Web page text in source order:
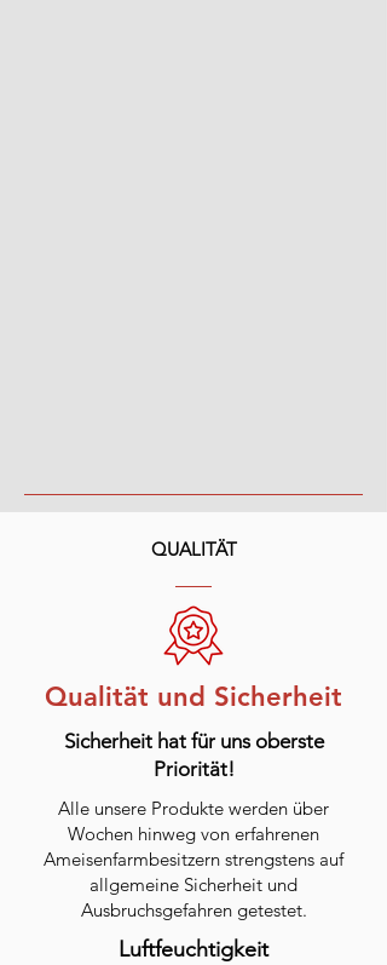
QUALITÄT
Qualität und Sicherheit
Sicherheit hat für uns oberste
Priorität!
Alle unsere Produkte werden über
Wochen hinweg von erfahrenen
Ameisenfarmbesitzern strengstens auf
allgemeine Sicherheit und
Ausbruchsgefahren getestet.
Luftfeuchtigkeit